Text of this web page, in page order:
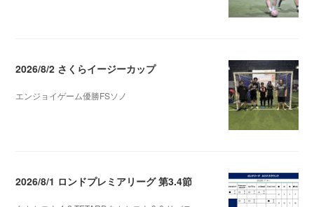
2026/8/2 さくらイージーカップ
エンジョイゲーム優勝FSソノ
2026/8/1 ロンドプレミアリーグ 第3.4節